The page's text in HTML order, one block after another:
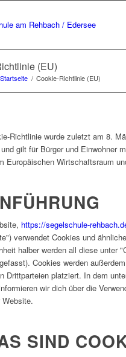
(EU)
Startseite / Cookie-Richtlinie (EU)
Richtlinie wurde zuletzt am 8.
gilt für Bürger und Einwohner
Europäischen Wirtschaftsraum
https://segelschule-
verwendet Cookies und
halber werden all diese unter
Cookies werden
Drittparteien platziert. In dem
wir dich über die
SIND